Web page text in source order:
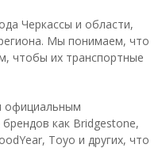
Черкассы и области,
Мы понимаем, что
чтобы их транспортные
официальным
как Bridgestone,
Toyo и других, что